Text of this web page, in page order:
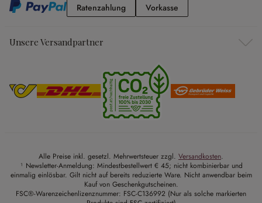
RatenzahlungRatenzahlung
Vorkasse
Unsere Versandpartner
Alle Preise inkl. gesetzl. Mehrwertsteuer zzgl. Versandkosten.
¹ Newsletter-Anmeldung: Mindestbestellwert € 45; nicht kombinierbar und
einmalig einlösbar. Gilt nicht auf bereits reduzierte Ware. Nicht anwendbar beim
Kauf von Geschenkgutscheinen.
FSC®-Warenzeichenlizenznummer: FSC-C136992 (Nur als solche markierten